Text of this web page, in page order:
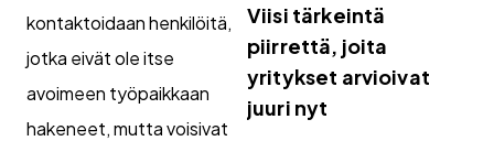
kontaktoidaan henkilöitä,
jotka eivät ole itse
avoimeen työpaikkaan
hakeneet, mutta voisivat
Viisi tärkeintä
piirrettä, joita
yritykset arvioivat
juuri nyt